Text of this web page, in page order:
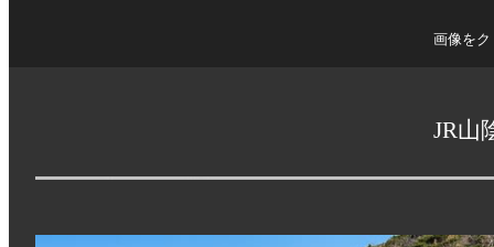
画像を
JR山